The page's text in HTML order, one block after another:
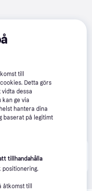
till
Detta görs
dessa
ge via
hantera dina
baserat på legitimt
tillhandahålla
positionering.
till